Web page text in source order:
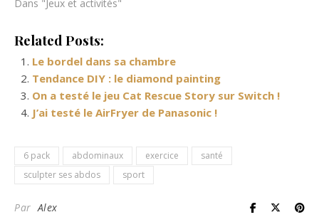
Dans "Jeux et activités"
Related Posts:
Le bordel dans sa chambre
Tendance DIY : le diamond painting
On a testé le jeu Cat Rescue Story sur Switch !
J’ai testé le AirFryer de Panasonic !
6 pack abdominaux exercice
santé
sculpter ses abdos
sport
Par Alex